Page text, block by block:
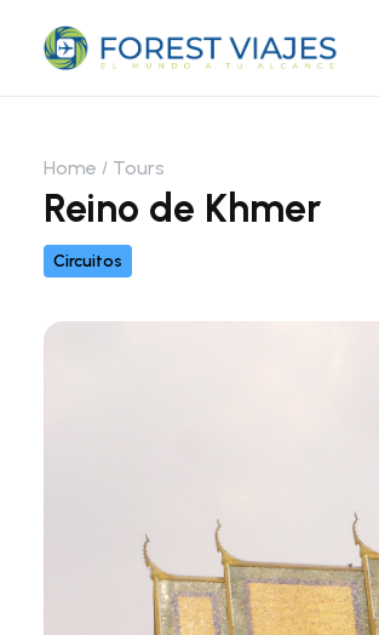
Home Tours
Reino de Khmer
Circuitos